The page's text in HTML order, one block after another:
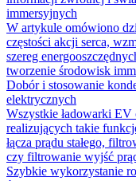
immersyjnych
W artykule omówiono
częstości akcji serca,
szereg
tworzenie środowisk
Dobór i stosowanie
elektrycznych
Wszystkie ładowarki EV
realizujących takie
łącza prądu stałego,
czy filtrowanie wyjść
Szybkie wykorzystanie